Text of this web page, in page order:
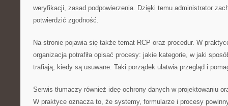
weryfikacji, zasad podpowierzenia. Dzięki temu administrator
potwierdzić zgodność.
Na stronie pojawia się także temat RCP oraz procedur. W
organizacja potrafiła opisać procesy: jakie kategorie, w jaki
trafiają, kiedy są usuwane. Taki porządek ułatwia przegląd i
Serwis tłumaczy również ideę ochrony danych w projektowaniu
W praktyce oznacza to, że systemy, formularze i procesy